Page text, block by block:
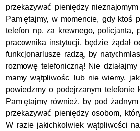
przekazywać pieniędzy nieznajomym
Pamiętajmy, w momencie, gdy ktoś
telefon np. za krewnego, policjanta,
pracownika instytucji, będzie żądał
funkcjonariusze radzą, by
rozmowę telefoniczną! Nie
mamy wątpliwości lub nie wiemy,
powiedzmy o podejrzanym telefonie
Pamiętajmy również, by pod
przekazywać pieniędzy osobom,
W razie jakichkolwiek wątpliwości